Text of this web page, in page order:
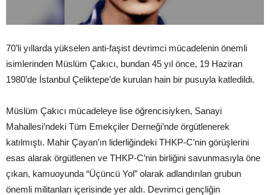
70’li yıllarda yükselen anti-faşist devrimci mücadelenin önemli
isimlerinden Müslüm Çakıcı, bundan 45 yıl önce, 19 Haziran
1980’de İstanbul Çeliktepe’de kurulan hain bir pusuyla katledildi.
Müslüm Çakıcı mücadeleye lise öğrencisiyken, Sanayi
Mahallesi’ndeki Tüm Emekçiler Derneği’nde örgütlenerek
katılmıştı. Mahir Çayan’ın liderliğindeki THKP-C’nin görüşlerini
esas alarak örgütlenen ve THKP-C’nin birliğini savunmasıyla öne
çıkan, kamuoyunda “Üçüncü Yol” olarak adlandırılan grubun
önemli militanları içerisinde yer aldı. Devrimci gençliğin